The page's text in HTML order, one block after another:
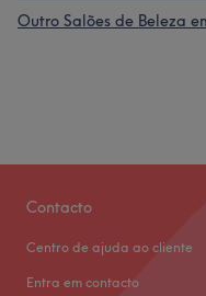
Outro Salões de Beleza
Contacto
Centro de ajuda ao cliente
Entra em contacto